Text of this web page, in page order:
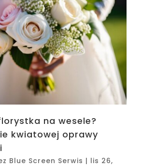
na wesele?
kwiatowej oprawy
Blue Screen Serwis | lis 26,